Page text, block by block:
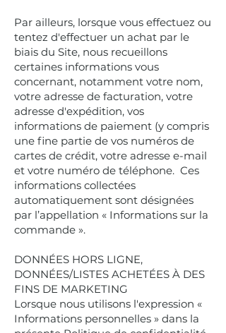
Par ailleurs, lorsque vous effectuez ou
tentez d'effectuer un achat par le
biais du Site, nous recueillons
certaines informations vous
concernant, notamment votre nom,
votre adresse de facturation, votre
adresse d'expédition, vos
informations de paiement (y compris
une fine partie de vos numéros de
cartes de crédit, votre adresse e-mail
et votre numéro de téléphone. Ces
informations collectées
automatiquement sont désignées
par l’appellation « Informations sur la
commande ».
DONNÉES HORS LIGNE,
DONNÉES/LISTES ACHETÉES À DES
FINS DE MARKETING
Lorsque nous utilisons l'expression «
Informations personnelles » dans la